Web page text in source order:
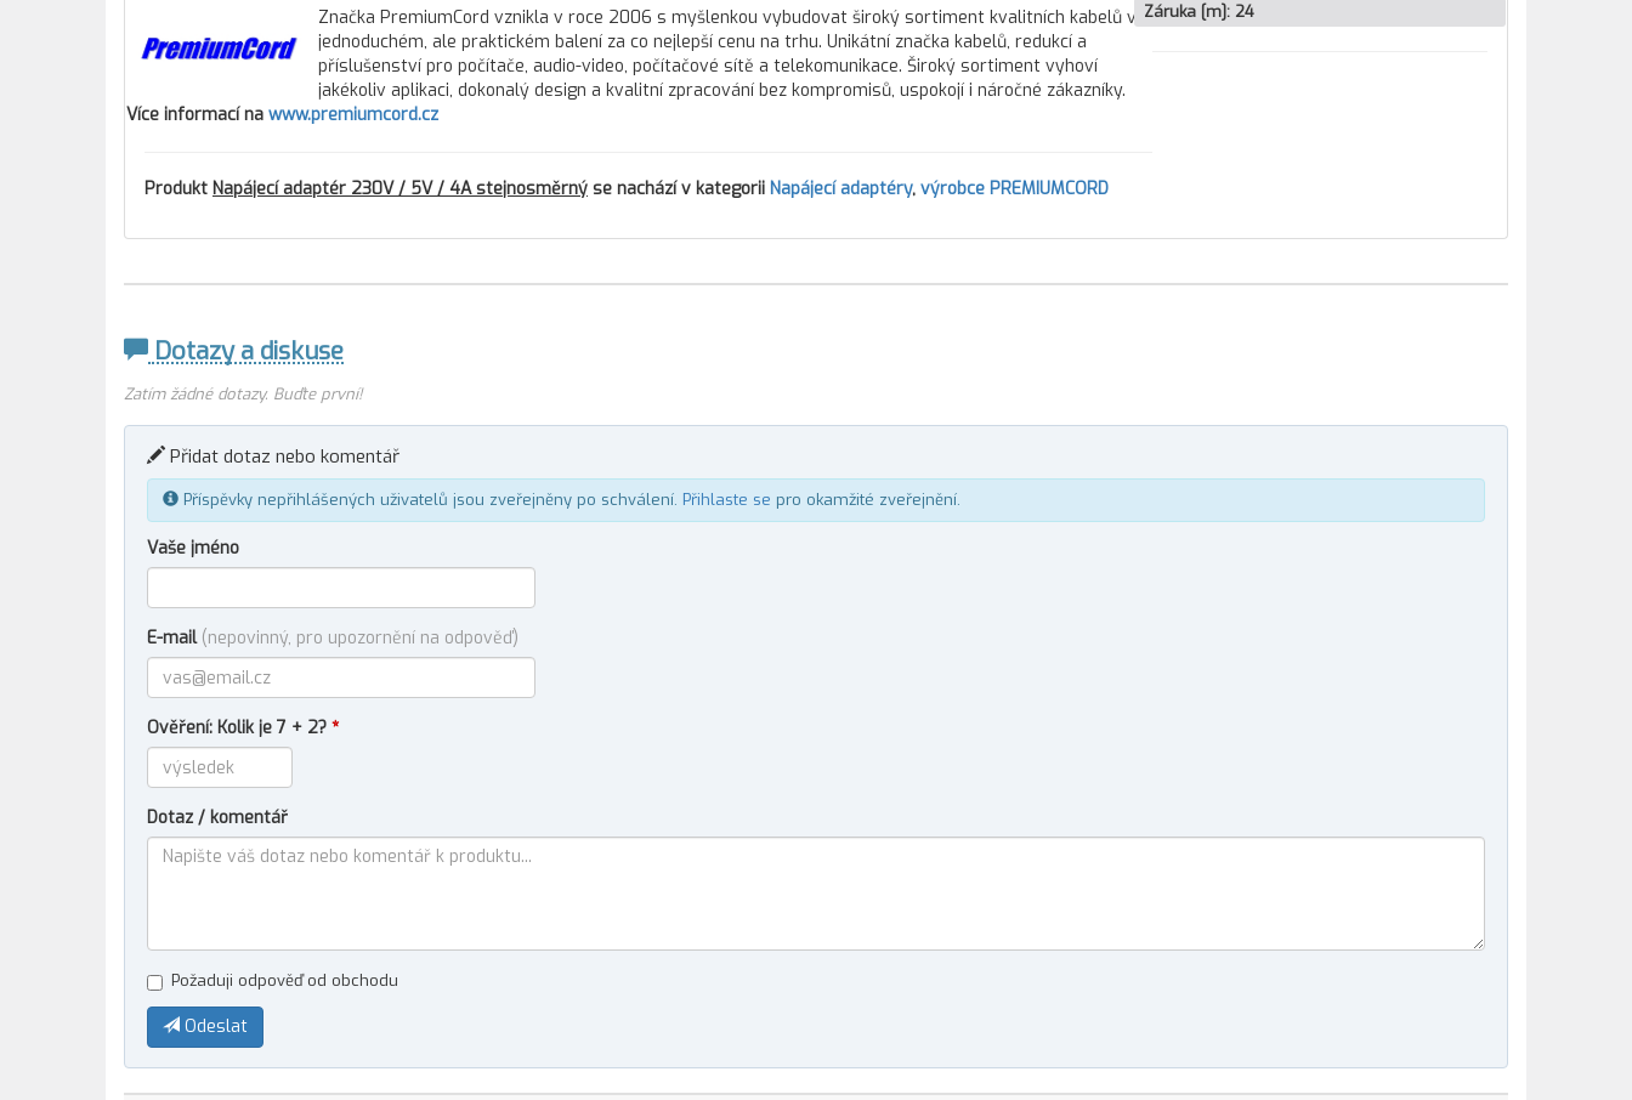
Značka PremiumCord vznikla v roce 2006 s myšlenkou vybudovat široký sortiment kvalitních kabelů v
jednoduchém, ale praktickém balení za co nejlepší cenu na trhu. Unikátní značka kabelů, redukcí a
příslušenství pro počítače, audio-video, počítačové sítě a telekomunikace. Široký sortiment vyhoví
jakékoliv aplikaci, dokonalý design a kvalitní zpracování bez kompromisů, uspokojí i náročné zákazníky.
Více informací na www.premiumcord.cz
Produkt Napájecí adaptér 230V / 5V / 4A stejnosměrný se nachází v kategorii Napájecí adaptéry, výrobce PREMIUMCORD
Záruka [m]: 24
Dotazy a diskuse
Zatím žádné dotazy. Buďte první!
Přidat dotaz nebo komentář
Příspěvky nepřihlášených uživatelů jsou zveřejněny po schválení. Přihlaste se pro okamžité zveřejnění.
Vaše jméno
E-mail (nepovinný, pro upozornění na odpověď)
Ověření: Kolik je 7 + 2? *
Dotaz / komentář
Požaduji odpověď od obchodu
Odeslat